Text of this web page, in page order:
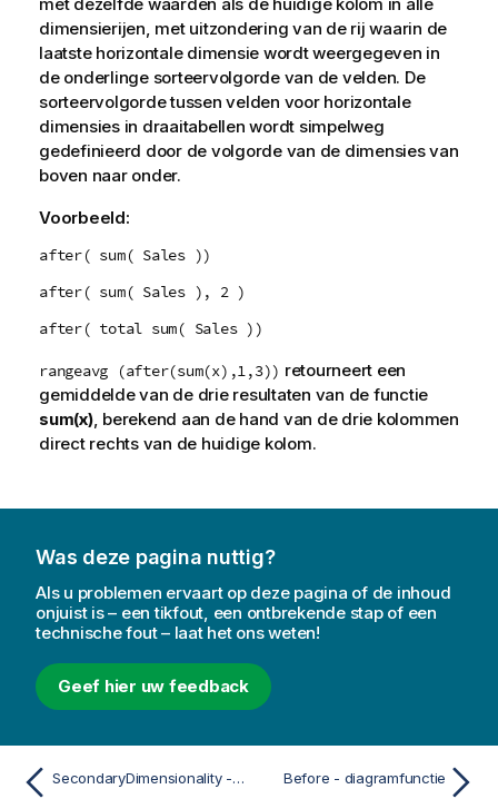
dimensierijen, met uitzondering van de rij waarin de
laatste horizontale dimensie wordt weergegeven in
de onderlinge sorteervolgorde van de velden. De
sorteervolgorde tussen velden voor horizontale
dimensies in draaitabellen wordt simpelweg
gedefinieerd door de volgorde van de dimensies van
boven naar onder.
Voorbeeld:
after( sum( Sales ))
after( sum( Sales ), 2 )
after( total sum( Sales ))
rangeavg (after(sum(x),1,3)) retourneert een
gemiddelde van de drie resultaten van de functie
sum(x), berekend aan de hand van de drie kolommen
direct rechts van de huidige kolom.
Was deze pagina nuttig?
Als u problemen ervaart op deze pagina of de inhoud
onjuist is – een tikfout, een ontbrekende stap of een
technische fout – laat het ons weten!
Geef hier uw feedback
SecondaryDimensionality - diagramfunctie Before - diagramfunctie